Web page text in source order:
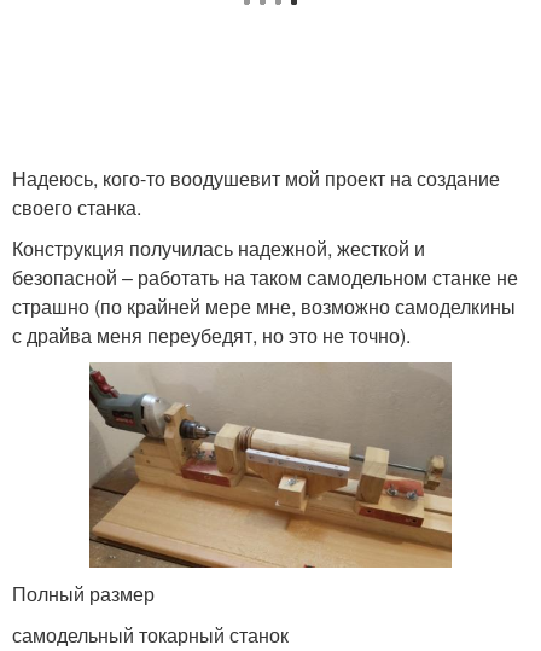
Надеюсь, кого-то воодушевит мой проект на создание
своего станка.
Конструкция получилась надежной, жесткой и
безопасной – работать на таком самодельном станке не
страшно (по крайней мере мне, возможно самоделкины
с драйва меня переубедят, но это не точно).
Полный размер
самодельный токарный станок